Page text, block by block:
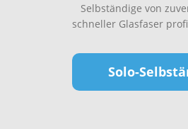
Selbständige von
schneller Glasfaser
Solo-